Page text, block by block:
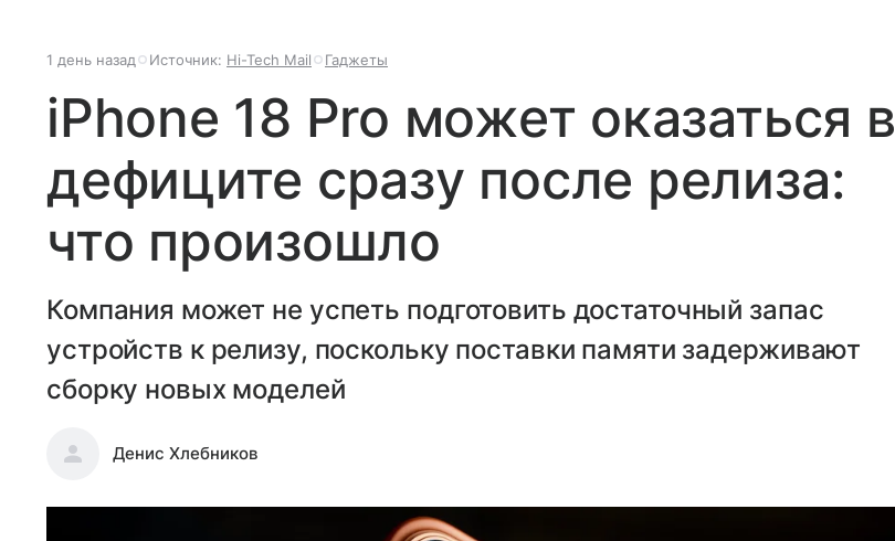
1 день назад Источник: Hi-Tech Mail Гаджеты
iPhone 18 Pro может оказаться в
дефиците сразу после релиза:
что произошло
Компания может не успеть подготовить достаточный запас
устройств к релизу, поскольку поставки памяти задерживают
сборку новых моделей
Денис Хлебников